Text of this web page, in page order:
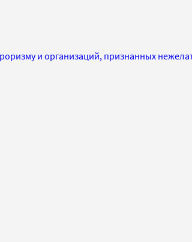
и организаций, признанных